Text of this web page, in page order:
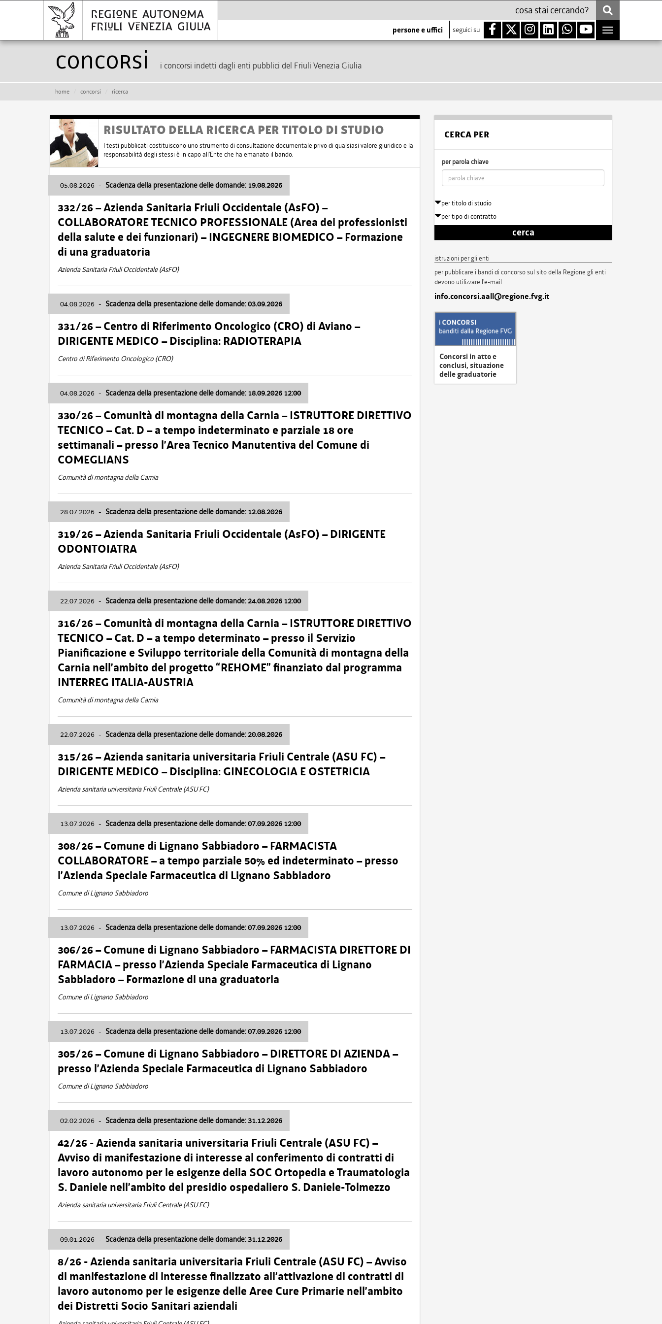
persone e uffici seguici su
Toggle
navigation
Concorsi i concorsi indetti dagli enti pubblici del Friuli Venezia Giulia
home concorsi ricerca
RISULTATO DELLA RICERCA PER TITOLO DI STUDIO
I testi pubblicati costituiscono uno strumento di consultazione documentale privo di qualsiasi valore giuridico e la
responsabilità degli stessi è in capo all'Ente che ha emanato il bando.
05.08.2026 - Scadenza della presentazione delle domande: 19.08.2026
332/26 – Azienda Sanitaria Friuli Occidentale (AsFO) –
COLLABORATORE TECNICO PROFESSIONALE (Area dei professionisti
della salute e dei funzionari) – INGEGNERE BIOMEDICO – Formazione
di una graduatoria
Azienda Sanitaria Friuli Occidentale (AsFO)
04.08.2026 - Scadenza della presentazione delle domande: 03.09.2026
331/26 – Centro di Riferimento Oncologico (CRO) di Aviano –
DIRIGENTE MEDICO – Disciplina: RADIOTERAPIA
Centro di Riferimento Oncologico (CRO)
04.08.2026 - Scadenza della presentazione delle domande: 18.09.2026 12:00
330/26 – Comunità di montagna della Carnia – ISTRUTTORE DIRETTIVO
TECNICO – Cat. D – a tempo indeterminato e parziale 18 ore
settimanali – presso l’Area Tecnico Manutentiva del Comune di
COMEGLIANS
Comunità di montagna della Carnia
28.07.2026 - Scadenza della presentazione delle domande: 12.08.2026
319/26 – Azienda Sanitaria Friuli Occidentale (AsFO) – DIRIGENTE
ODONTOIATRA
Azienda Sanitaria Friuli Occidentale (AsFO)
22.07.2026 - Scadenza della presentazione delle domande: 24.08.2026 12:00
316/26 – Comunità di montagna della Carnia – ISTRUTTORE DIRETTIVO
TECNICO – Cat. D – a tempo determinato – presso il Servizio
Pianificazione e Sviluppo territoriale della Comunità di montagna della
Carnia nell’ambito del progetto “REHOME” finanziato dal programma
INTERREG ITALIA-AUSTRIA
Comunità di montagna della Carnia
22.07.2026 - Scadenza della presentazione delle domande: 20.08.2026
315/26 – Azienda sanitaria universitaria Friuli Centrale (ASU FC) –
DIRIGENTE MEDICO – Disciplina: GINECOLOGIA E OSTETRICIA
Azienda sanitaria universitaria Friuli Centrale (ASU FC)
13.07.2026 - Scadenza della presentazione delle domande: 07.09.2026 12:00
308/26 – Comune di Lignano Sabbiadoro – FARMACISTA
COLLABORATORE – a tempo parziale 50% ed indeterminato – presso
l’Azienda Speciale Farmaceutica di Lignano Sabbiadoro
Comune di Lignano Sabbiadoro
13.07.2026 - Scadenza della presentazione delle domande: 07.09.2026 12:00
306/26 – Comune di Lignano Sabbiadoro – FARMACISTA DIRETTORE DI
FARMACIA – presso l’Azienda Speciale Farmaceutica di Lignano
Sabbiadoro – Formazione di una graduatoria
Comune di Lignano Sabbiadoro
13.07.2026 - Scadenza della presentazione delle domande: 07.09.2026 12:00
305/26 – Comune di Lignano Sabbiadoro – DIRETTORE DI AZIENDA –
presso l’Azienda Speciale Farmaceutica di Lignano Sabbiadoro
Comune di Lignano Sabbiadoro
02.02.2026 - Scadenza della presentazione delle domande: 31.12.2026
42/26 - Azienda sanitaria universitaria Friuli Centrale (ASU FC) –
Avviso di manifestazione di interesse al conferimento di contratti di
lavoro autonomo per le esigenze della SOC Ortopedia e Traumatologia
S. Daniele nell’ambito del presidio ospedaliero S. Daniele-Tolmezzo
Azienda sanitaria universitaria Friuli Centrale (ASU FC)
09.01.2026 - Scadenza della presentazione delle domande: 31.12.2026
8/26 - Azienda sanitaria universitaria Friuli Centrale (ASU FC) – Avviso
di manifestazione di interesse finalizzato all’attivazione di contratti di
lavoro autonomo per le esigenze delle Aree Cure Primarie nell’ambito
dei Distretti Socio Sanitari aziendali
CERCA PER
per parola chiave
per titolo di studio
per tipo di contratto
cerca
istruzioni per gli enti
per pubblicare i bandi di concorso sul sito della Regione gli enti
devono utilizzare l'e-mail
info.concorsi.aall@regione.fvg.it
Concorsi in atto e
conclusi, situazione
delle graduatorie